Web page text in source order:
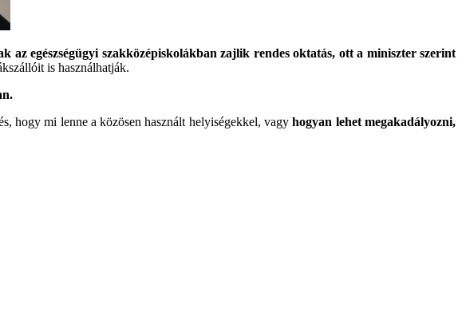
az egészségügyi szakközépiskolákban zajlik rendes oktatás, ott a miniszter szerint
is használhatják.
hogy mi lenne a közösen használt helyiségekkel, vagyhogyan lehet megakadályozni,